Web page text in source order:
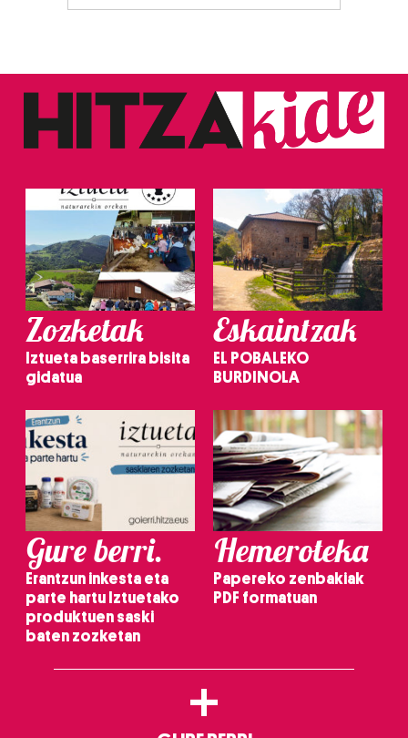
Zozketak
Iztueta baserrira bisita
gidatua
Eskaintzak
EL POBALEKO
BURDINOLA
Gure berri.
Erantzun inkesta eta
parte hartu Iztuetako
produktuen saski
baten zozketan
Hemeroteka
Papereko zenbakiak
PDF formatuan
+